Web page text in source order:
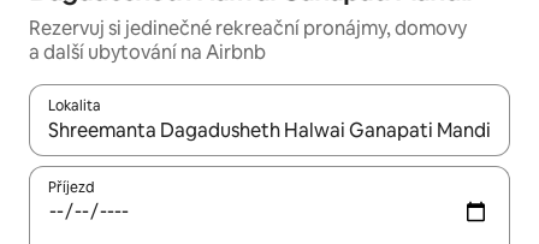
Rezervuj si jedinečné rekreační pronájmy, domovy
a další ubytování na Airbnb
Lokalita
Až budou výsledky k dispozici, můžeš si je procházet pomocí
Příjezd